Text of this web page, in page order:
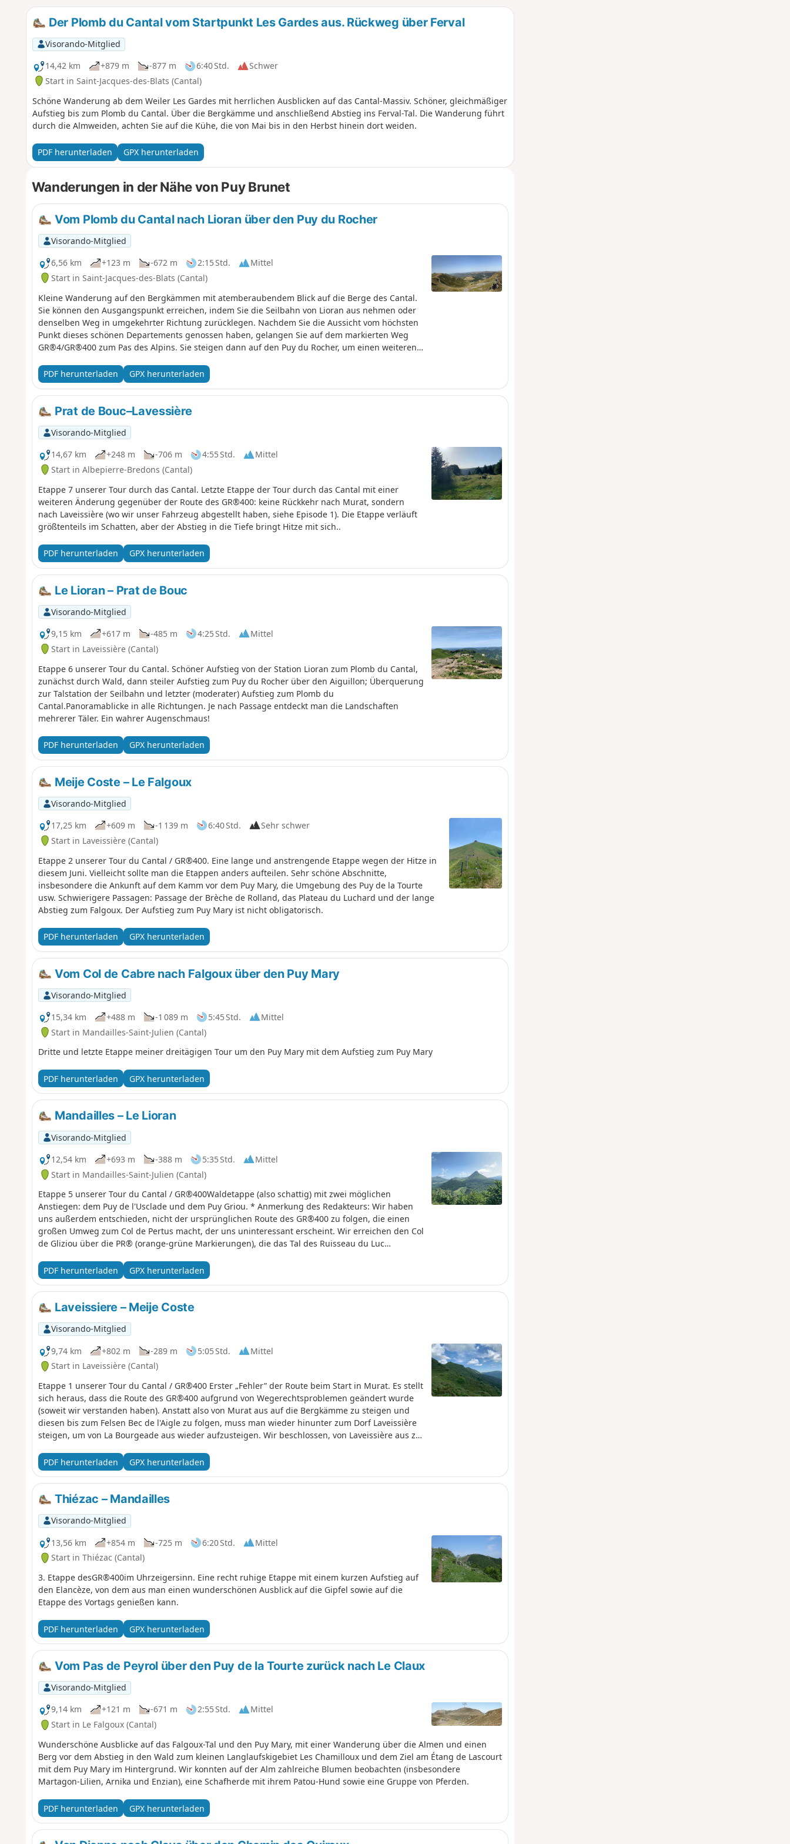
Der Plomb du Cantal vom Startpunkt Les Gardes aus. Rückweg über Ferval
Visorando-Mitglied
14,42 km
+879 m -877 m 6:40 Std.
Schwer
Start in Saint-Jacques-des-Blats (Cantal)
Schöne Wanderung ab dem Weiler Les Gardes mit herrlichen Ausblicken auf das Cantal-Massiv. Schöner, gleichmäßiger
Aufstieg bis zum Plomb du Cantal. Über die Bergkämme und anschließend Abstieg ins Ferval-Tal. Die Wanderung führt
durch die Almweiden, achten Sie auf die Kühe, die von Mai bis in den Herbst hinein dort weiden.
PDF herunterladen GPX herunterladen
Wanderungen in der Nähe von Puy Brunet
Vom Plomb du Cantal nach Lioran über den Puy du Rocher
Visorando-Mitglied
6,56 km
+123 m -672 m 2:15 Std.
Mittel
Start in Saint-Jacques-des-Blats (Cantal)
Kleine Wanderung auf den Bergkämmen mit atemberaubendem Blick auf die Berge des Cantal.
Sie können den Ausgangspunkt erreichen, indem Sie die Seilbahn von Lioran aus nehmen oder
denselben Weg in umgekehrter Richtung zurücklegen. Nachdem Sie die Aussicht vom höchsten
Punkt dieses schönen Departements genossen haben, gelangen Sie auf dem markierten Weg
GR®4/GR®400 zum Pas des Alpins. Sie steigen dann auf den Puy du Rocher, um einen weiteren
Anschließend steigen Sie über die Bergkämme wieder zur Station Lioran hinab. Die Wanderung
endet im Wald von Lioran.Achtung: Nach dem Puy du Rocher gibt es zwei Stellen, die für manche
etwas schwierig sein können, da man über Felsen hinabsteigen muss, aber es wurden Hilfsmittel
angebracht.
PDF herunterladen GPX herunterladen
Prat de Bouc–Lavessière
Visorando-Mitglied
14,67 km
+248 m -706 m 4:55 Std.
Mittel
Start in Albepierre-Bredons (Cantal)
Etappe 7 unserer Tour durch das Cantal. Letzte Etappe der Tour durch das Cantal mit einer
weiteren Änderung gegenüber der Route des GR®400: keine Rückkehr nach Murat, sondern
nach Laveissière (wo wir unser Fahrzeug abgestellt haben, siehe Episode 1). Die Etappe verläuft
größtenteils im Schatten, aber der Abstieg in die Tiefe bringt Hitze mit sich..
PDF herunterladen GPX herunterladen
Le Lioran – Prat de Bouc
Visorando-Mitglied
9,15 km
+617 m -485 m 4:25 Std.
Mittel
Start in Laveissière (Cantal)
Etappe 6 unserer Tour du Cantal. Schöner Aufstieg von der Station Lioran zum Plomb du Cantal,
zunächst durch Wald, dann steiler Aufstieg zum Puy du Rocher über den Aiguillon; Überquerung
zur Talstation der Seilbahn und letzter (moderater) Aufstieg zum Plomb du
Cantal.Panoramablicke in alle Richtungen. Je nach Passage entdeckt man die Landschaften
mehrerer Täler. Ein wahrer Augenschmaus!
PDF herunterladen GPX herunterladen
Meije Coste – Le Falgoux
Visorando-Mitglied
17,25 km
+609 m -1 139 m 6:40 Std.
Sehr schwer
Start in Laveissière (Cantal)
Etappe 2 unserer Tour du Cantal / GR®400. Eine lange und anstrengende Etappe wegen der Hitze in
diesem Juni. Vielleicht sollte man die Etappen anders aufteilen. Sehr schöne Abschnitte,
insbesondere die Ankunft auf dem Kamm vor dem Puy Mary, die Umgebung des Puy de la Tourte
usw. Schwierigere Passagen: Passage der Brèche de Rolland, das Plateau du Luchard und der lange
Abstieg zum Falgoux. Der Aufstieg zum Puy Mary ist nicht obligatorisch.
PDF herunterladen GPX herunterladen
Vom Col de Cabre nach Falgoux über den Puy Mary
Visorando-Mitglied
15,34 km
+488 m -1 089 m 5:45 Std.
Mittel
Start in Mandailles-Saint-Julien (Cantal)
Dritte und letzte Etappe meiner dreitägigen Tour um den Puy Mary mit dem Aufstieg zum Puy Mary
PDF herunterladen GPX herunterladen
Mandailles – Le Lioran
Visorando-Mitglied
12,54 km
+693 m -388 m 5:35 Std.
Mittel
Start in Mandailles-Saint-Julien (Cantal)
Etappe 5 unserer Tour du Cantal / GR®400Waldetappe (also schattig) mit zwei möglichen
Anstiegen: dem Puy de l'Usclade und dem Puy Griou. * Anmerkung des Redakteurs: Wir haben
uns außerdem entschieden, nicht der ursprünglichen Route des GR®400 zu folgen, die einen
großen Umweg zum Col de Pertus macht, der uns uninteressant erscheint. Wir erreichen den Col
de Gliziou über die PR® (orange-grüne Markierungen), die das Tal des Ruisseau du Luc
PDF herunterladen
GPX herunterladen
Laveissiere – Meije Coste
Visorando-Mitglied
9,74 km
+802 m -289 m 5:05 Std.
Mittel
Start in Laveissière (Cantal)
Etappe 1 unserer Tour du Cantal / GR®400 Erster „Fehler” der Route beim Start in Murat. Es stellt
sich heraus, dass die Route des GR®400 aufgrund von Wegerechtsproblemen geändert wurde
(soweit wir verstanden haben). Anstatt also von Murat aus auf die Bergkämme zu steigen und
diesen bis zum Felsen Bec de l'Aigle zu folgen, muss man wieder hinunter zum Dorf Laveissière
steigen, um von La Bourgeade aus wieder aufzusteigen. Wir beschlossen, von Laveissière aus zu
PDF herunterladen
GPX herunterladen
Thiézac – Mandailles
Visorando-Mitglied
13,56 km
+854 m -725 m 6:20 Std.
Mittel
Start in Thiézac (Cantal)
3. Etappe desGR®400im Uhrzeigersinn. Eine recht ruhige Etappe mit einem kurzen Aufstieg auf
den Elancèze, von dem aus man einen wunderschönen Ausblick auf die Gipfel sowie auf die
Etappe des Vortags genießen kann.
PDF herunterladen GPX herunterladen
Vom Pas de Peyrol über den Puy de la Tourte zurück nach Le Claux
Visorando-Mitglied
9,14 km
+121 m -671 m 2:55 Std.
Mittel
Start in Le Falgoux (Cantal)
Wunderschöne Ausblicke auf das Falgoux-Tal und den Puy Mary, mit einer Wanderung über die Almen und einen
Berg vor dem Abstieg in den Wald zum kleinen Langlaufskigebiet Les Chamilloux und dem Ziel am Étang de Lascourt
mit dem Puy Mary im Hintergrund. Wir konnten auf der Alm zahlreiche Blumen beobachten (insbesondere
Martagon-Lilien, Arnika und Enzian), eine Schafherde mit ihrem Patou-Hund sowie eine Gruppe von Pferden.
PDF herunterladen GPX herunterladen